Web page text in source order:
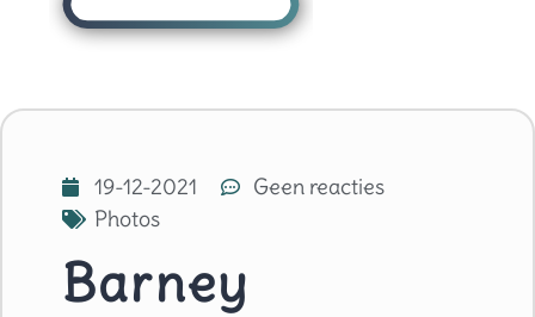
19-12-2021
Geen reacties
Photos
Barney